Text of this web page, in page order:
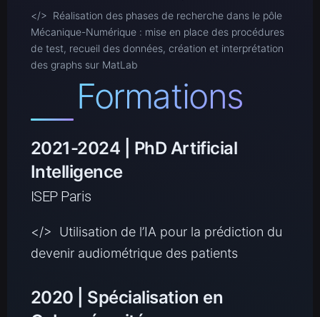
</> Réalisation des phases de recherche dans le pôle
Mécanique-Numérique : mise en place des procédures
de test, recueil des données, création et interprétation
des graphs sur MatLab
Formations
2021-2024 | PhD Artificial
Intelligence
ISEP Paris
</> Utilisation de l’IA pour la prédiction du
devenir audiométrique des patients
2020 | Spécialisation en